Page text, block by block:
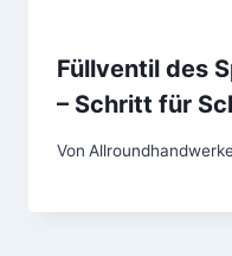
Füllventil des
– Schritt für
Von